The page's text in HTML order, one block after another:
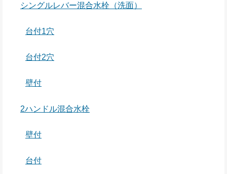
シングルレバー混合水栓（洗面）
台付1穴
台付2穴
壁付
2ハンドル混合水栓
壁付
台付